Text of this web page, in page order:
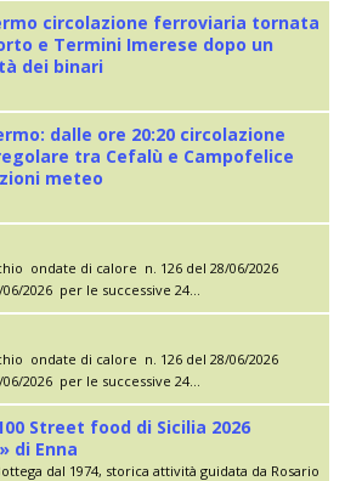
circolazione ferroviaria tornata
e Termini Imerese dopo un
dei binari
dalle ore 20:20 circolazione
tra Cefalù e Campofelice
meteo
ondate di calore n. 126 del 28/06/2026
2026 per le successive 24...
ondate di calore n. 126 del 28/06/2026
2026 per le successive 24...
Street food di Sicilia 2026
di Enna
dal 1974, storica attività guidata da Rosario